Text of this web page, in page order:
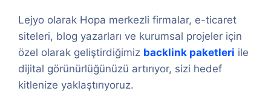
Lejyo olarak Hopa merkezli firmalar, e-ticaret
siteleri, blog yazarları ve kurumsal projeler için
özel olarak geliştirdiğimiz backlink paketleri ile
dijital görünürlüğünüzü artırıyor, sizi hedef
kitlenize yaklaştırıyoruz.